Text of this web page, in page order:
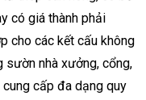
có giá thành phải
cho các kết cấu không
sườn nhà xưởng, cổng,
cung cấp đa dạng quy